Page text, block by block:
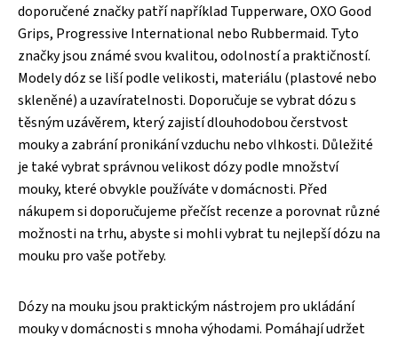
doporučené značky patří například Tupperware, OXO Good
Grips, Progressive International nebo Rubbermaid. Tyto
značky jsou známé svou kvalitou, odolností a praktičností.
Modely dóz se liší podle velikosti, materiálu (plastové nebo
skleněné) a uzavíratelnosti. Doporučuje se vybrat dózu s
těsným uzávěrem, který zajistí dlouhodobou čerstvost
mouky a zabrání pronikání vzduchu nebo vlhkosti. Důležité
je také vybrat správnou velikost dózy podle množství
mouky, které obvykle používáte v domácnosti. Před
nákupem si doporučujeme přečíst recenze a porovnat různé
možnosti na trhu, abyste si mohli vybrat tu nejlepší dózu na
mouku pro vaše potřeby.
Dózy na mouku jsou praktickým nástrojem pro ukládání
mouky v domácnosti s mnoha výhodami. Pomáhají udržet